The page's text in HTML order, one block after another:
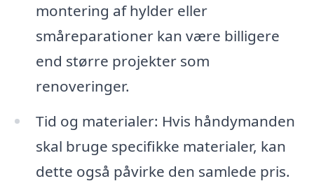
montering af hylder eller
småreparationer kan være billigere
end større projekter som
renoveringer.
Tid og materialer: Hvis håndymanden
skal bruge specifikke materialer, kan
dette også påvirke den samlede pris.